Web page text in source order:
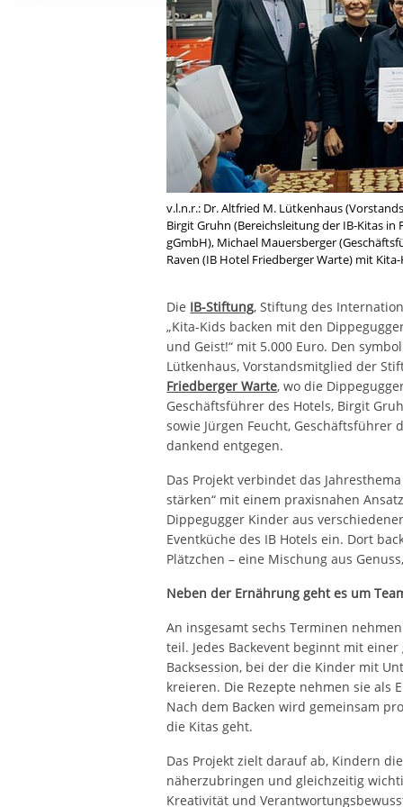
Ihre etwaige Einwilligung
der von Ihnen
aufgrund berechtigter
v.l.n.r.: Dr. Altfried M. Lütkenhaus
Birgit Gruhn (Bereichsleitung der IB-Kitas
gGmbH), Michael Mauersberger
Raven (IB Hotel Friedberger Warte) mit
Die IB-Stiftung, Stiftung des
„Kita-Kids backen mit den
und Geist!“ mit 5.000 Euro. Den
Lütkenhaus, Vorstandsmitglied der
Friedberger Warte, wo die
Geschäftsführer des Hotels, Birgit
sowie Jürgen Feucht, Geschäftsführer
dankend entgegen.
Das Projekt verbindet das
stärken“ mit einem praxisnahen
Dippegugger Kinder aus
Eventküche des IB Hotels ein. Dort
Plätzchen – eine Mischung aus
Neben der Ernährung geht es um
An insgesamt sechs Terminen
teil. Jedes Backevent beginnt mit
Backsession, bei der die Kinder mit
kreieren. Die Rezepte nehmen sie
Nach dem Backen wird gemeinsam
die Kitas geht.
Das Projekt zielt darauf ab, Kindern
näherzubringen und gleichzeitig
Kreativität und